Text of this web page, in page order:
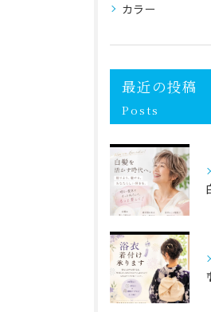
カラー
最近の投稿
Posts